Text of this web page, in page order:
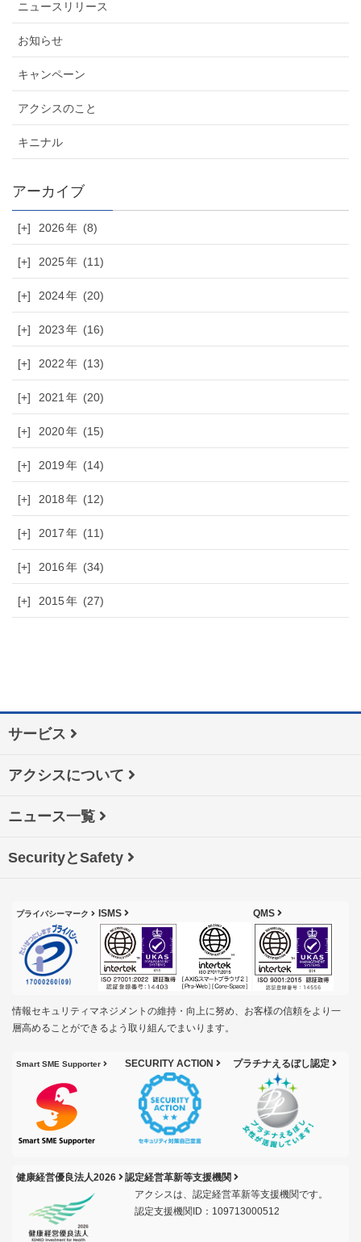
ニュースリリース
お知らせ
キャンペーン
アクシスのこと
キニナル
[+] 2026 (8)
[+] 2025 (11)
[+] 2024 (20)
[+] 2023 (16)
[+] 2022 (13)
[+] 2021 (20)
[+] 2020 (15)
[+] 2019 (14)
[+] 2018 (12)
[+] 2017 (11)
[+] 2016 (34)
[+] 2015 (27)
サービス
アクシスについて
ニュース一覧
SecurityとSafety
プライバシーマーク ISMS QMS
情報セキュリティマネジメントの維持・向上に努め、お客様の信頼をより一
層高めることができるよう取り組んでまいります。
Smart SME Supporter SECURITY ACTION プラチナえるぼし認定
健康経営優良法人2026
認定経営革新等支援機関
アクシスは、認定経営革新等支援機関です。
認定支援機関ID：109713000512